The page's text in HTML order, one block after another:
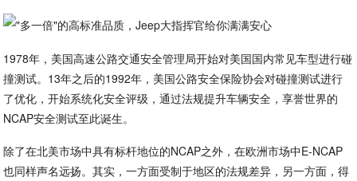
1978年，美国高速公路交通安全管理局开始对美国国内常见车型进行碰
撞测试。13年之后的1992年，美国公路安全保险协会对碰撞测试进行
了优化，开始系统化安全评级，通过法规提升车辆安全，享誉世界的
NCAP安全测试至此诞生。
除了在北美市场中具有标杆地位的NCAP之外，在欧洲市场中E-NCAP
也同样声名远扬。其实，一方面受制于地区的法规差异，另一方面，得